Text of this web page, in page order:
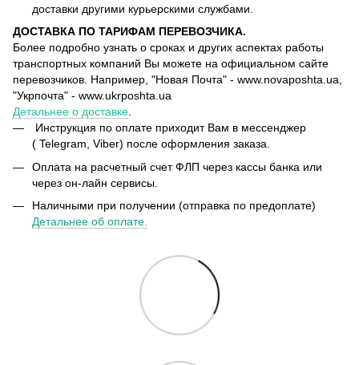
доставки другими курьерскими службами.
ДОСТАВКА ПО ТАРИФАМ ПЕРЕВОЗЧИКА.
Более подробно узнать о сроках и других аспектах работы
транспортных компаний Вы можете на официальном сайте
перевозчиков. Например, "Новая Почта" - www.novaposhta.ua,
"Укрпочта" - www.ukrposhta.ua
Детальнее о доставке
Инструкция по оплате приходит Вам в мессенджер
( Telegram, Viber) после оформления заказа.
Оплата на расчетный счет ФЛП через кассы банка или
через он-лайн сервисы.
Наличными при получении (отправка по предоплате)
Детальнее об оплате.